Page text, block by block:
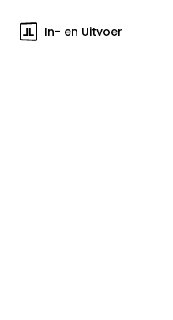
In- en Uitvoer